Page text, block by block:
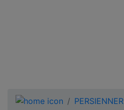
PERSIENNER